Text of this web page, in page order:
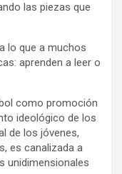
las piezas que
lo que a muchos
aprenden a leer o
como promoción
ideológico de los
de los jóvenes,
es canalizada a
unidimensionales